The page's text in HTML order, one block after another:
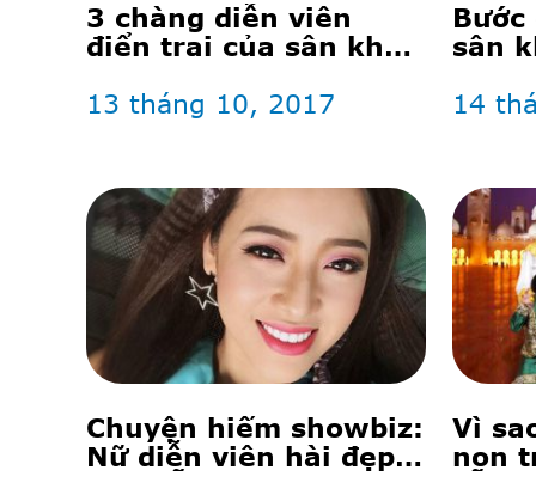
3 chàng diễn viên
điển trai của sân khấu
diễn hay lại mặc đẹp!
13 tháng 10, 2017
sân
14
Chuyện hiếm showbiz:
Nữ diễn viên hài đẹp
Vì
non